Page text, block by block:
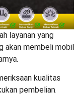
layanan yang
akan membeli mobil
kualitas
pembelian.